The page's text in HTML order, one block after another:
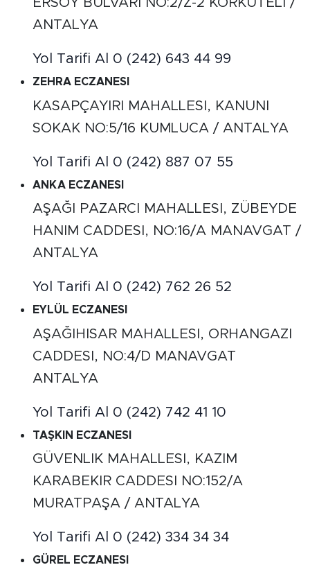
ERSOY BULVARI NO:2/Z-2 KORKUTELI /
ANTALYA
Yol Tarifi Al 0 (242) 643 44 99
ZEHRA ECZANESI
KASAPÇAYIRI MAHALLESI, KANUNI
SOKAK NO:5/16 KUMLUCA / ANTALYA
Yol Tarifi Al 0 (242) 887 07 55
ANKA ECZANESI
AŞAĞI PAZARCI MAHALLESI, ZÜBEYDE
HANIM CADDESI, NO:16/A MANAVGAT /
ANTALYA
Yol Tarifi Al 0 (242) 762 26 52
EYLÜL ECZANESI
AŞAĞIHISAR MAHALLESI, ORHANGAZI
CADDESI, NO:4/D MANAVGAT
ANTALYA
Yol Tarifi Al 0 (242) 742 41 10
TAŞKIN ECZANESI
GÜVENLIK MAHALLESI, KAZIM
KARABEKIR CADDESI NO:152/A
MURATPAŞA / ANTALYA
Yol Tarifi Al 0 (242) 334 34 34
GÜREL ECZANESI